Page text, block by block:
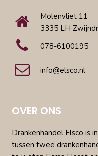
Molenvliet 11
3335 LH
078-6100195
info@elsco.nl
OVER ONS
Drankenhandel Elsco is
tussen twee